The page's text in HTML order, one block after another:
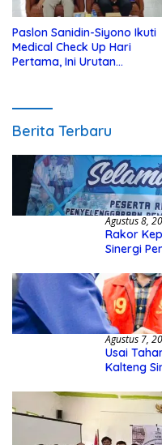
Paslon Sanidin-Siyono Ikuti
Medical Check Up Hari
Pertama, Ini Urutan
Berita Terbaru
Agustus 8,
Rakor
Sinergi
Agustus 7,
Usai
Kalteng